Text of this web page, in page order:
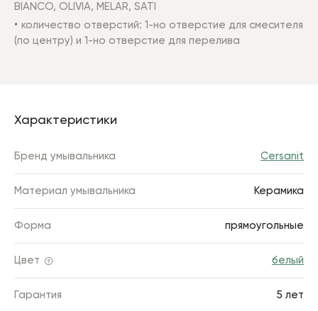
BIANCO, OLIVIA, MELAR, SATI
количество отверстий: 1-но отверстие для смесителя
(по центру) и 1-но отверстие для перелива
Характеристики
Бренд умывальника Cersanit
Материал умывальника Керамика
Форма прямоугольные
Цвет белый
Гарантия 5 лет